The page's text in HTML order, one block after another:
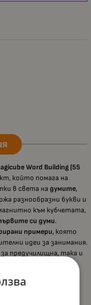
Word Building (55
който помага на
в света на думите,
разнообразни букви и
към кубчетата,
си думи.
примери, която
идеи за занимания.
предучилищна, така и
кубчета, букви,